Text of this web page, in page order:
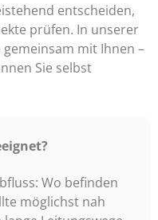
entscheiden,
prüfen. In unserer
mit Ihnen –
Sie selbst
Wo befinden
möglichst nah